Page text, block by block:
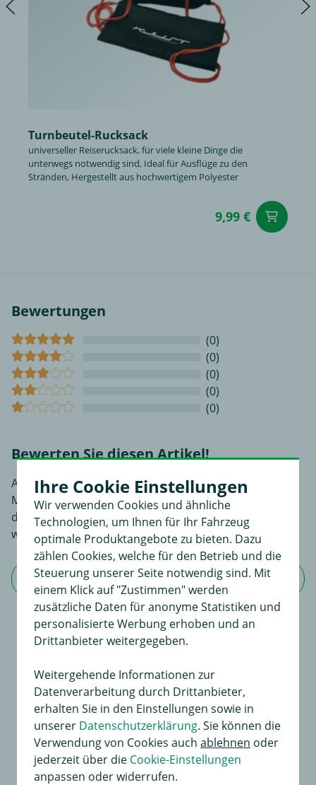
Turnbeutel-Rucksack
universeller Reiserucksack, für viele kleine Dinge die
unterwegs notwendig sind, Ideal für Ausflüge zu den
Stränden, Hergestellt aus hochwertigem Polyester
9,99 €
Bewertungen
(0)
(0)
(0)
(0)
(0)
Bewerten Sie diesen Artikel!
An dieser Stelle haben Sie die Möglichkeit, Ihre
Meinungen und Erfahrungen über dieses Produkt zu
dokumentieren. Sie liefern so anderen Interessenten
wertvolle Informationen beim Kauf.
Jetzt Bewertung schreiben
Für dieses Produkt existiert noch keine
Bewertung
An dieser Stelle haben Sie die Möglichkeit, Ihre
Meinungen und Erfahrungen über dieses Produkt zu
dokumentieren.
Sie liefern so anderen Interessenten wertvolle
Informationen beim Kauf.
Ihre Cookie Einstellungen
Wir verwenden Cookies und ähnliche
Technologien, um Ihnen für Ihr Fahrzeug
optimale Produktangebote zu bieten. Dazu
zählen Cookies, welche für den Betrieb und die
Steuerung unserer Seite notwendig sind. Mit
einem Klick auf "Zustimmen" werden
zusätzliche Daten für anonyme Statistiken und
personalisierte Werbung erhoben und an
Drittanbieter weitergegeben.
Weitergehende Informationen zur
Datenverarbeitung durch Drittanbieter,
erhalten Sie in den Einstellungen sowie in
unserer Datenschutzerklärung. Sie können die
Verwendung von Cookies auch ablehnen oder
jederzeit über die Cookie-Einstellungen
anpassen oder widerrufen.